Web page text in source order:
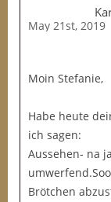
May 21st, 2019
Moin Stefanie,
Habe heute
ich sagen:
Aussehen- na
Brötchen